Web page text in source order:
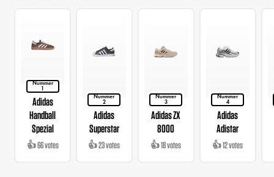
Nummer
1
Adidas
Handball
Spezial
👍 66 votes
Nummer
2
Adidas
Superstar
👍 23 votes
Nummer
3
Adidas ZX
8000
👍 18 votes
Nummer
4
Adidas
Adistar
👍 12 votes